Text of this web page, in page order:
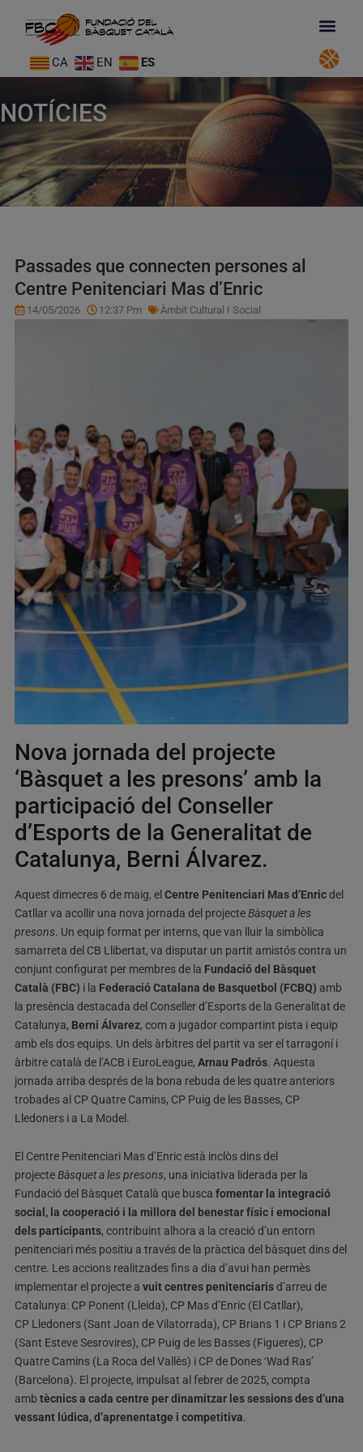
CA EN ES
NOTÍCIES
Passades que connecten persones al
Centre Penitenciari Mas d’Enric
14/05/2026 12:37 Pm Àmbit Cultural I Social
Nova jornada del projecte
‘Bàsquet a les presons’ amb la
participació del Conseller
d’Esports de la Generalitat de
Catalunya, Berni Álvarez.
Aquest dimecres 6 de maig, el Centre Penitenciari Mas d’Enricdel
Catllar va acollir una nova jornada del projecteBàsquet a les
presons. Un equip format per interns, que van lluir la simbòlica
samarreta del CB Llibertat, va disputar un partit amistós contra un
conjunt configurat per membres de la Fundació del Bàsquet
Català (FBC) i la Federació Catalana de Basquetbol (FCBQ) amb
la presència destacada del Conseller d’Esports de la Generalitat de
Catalunya, Berni Álvarez, com a jugador compartint pista i equip
amb els dos equips. Un dels àrbitres del partit va ser el tarragoní i
àrbitre català de l’ACB i EuroLeague, Arnau Padrós. Aquesta
jornada arriba després de la bona rebuda de les quatre anteriors
trobades al CP Quatre Camins, CP Puig de les Basses, CP
Lledoners i a La Model.
El Centre Penitenciari Mas d’Enric està inclòs dins del
projecteBàsquet a les presons, una iniciativa liderada per la
Fundació del Bàsquet Català que busca fomentar la integració
social, la cooperació i la millora del benestar físic i emocional
dels participants, contribuint alhora a la creació d’un entorn
penitenciari més positiu a través de la pràctica del bàsquet dins del
centre. Les accions realitzades fins a dia d’avui han permès
implementar el projecte a vuit centres penitenciarisd’arreu de
Catalunya: CP Ponent (Lleida), CP Mas d’Enric (El Catllar),
CP Lledoners (Sant Joan de Vilatorrada), CP Brians 1 i CP Brians 2
(Sant Esteve Sesrovires), CP Puig de les Basses (Figueres), CP
Quatre Camins (La Roca del Vallès) i CP de Dones ‘Wad Ras’
(Barcelona). El projecte, impulsat al febrer de 2025, compta
amb tècnics a cada centre per dinamitzar les sessions des d’una
vessant lúdica, d’aprenentatge i competitiva.